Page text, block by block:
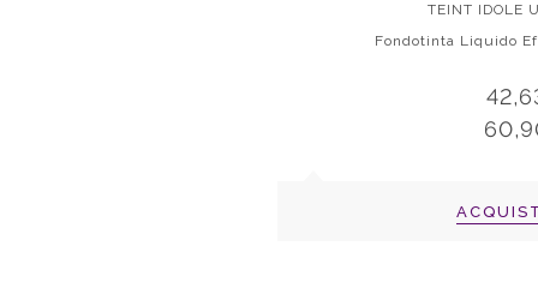
TEINT IDOLE
Fondotinta Liquido